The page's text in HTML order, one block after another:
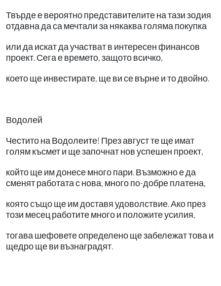
Твърде е вероятно представителите на тази зодия
отдавна да са мечтали за някаква голяма покупка
или да искат да участват в интересен финансов
проект. Сега е времето, защото всичко,
което ще инвестирате, ще ви се върне и то двойно.
Водолей
Честито на Водолеите! През август те ще имат
голям късмет и ще започнат нов успешен проект,
който ще им донесе много пари. Възможно е да
сменят работата с нова, много по-добре платена,
която също ще им доставя удоволствие. Ако през
този месец работите много и положите усилия,
тогава шефовете определено ще забележат това и
щедро ще ви възнаградят.